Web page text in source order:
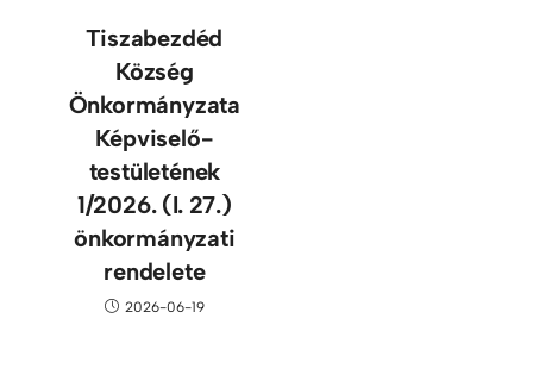
Tiszabezdéd
Község
Önkormányzata
Képviselő-
testületének
1/2026. (I. 27.)
önkormányzati
rendelete
2026-06-19